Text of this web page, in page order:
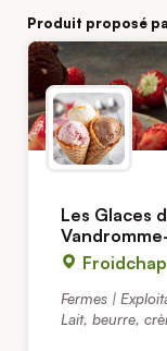
Produit proposé
Les Glaces
Fermes |
Lait, beurre,